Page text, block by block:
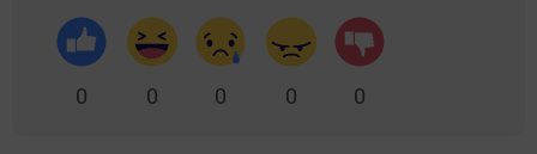
0 0 0 0 0